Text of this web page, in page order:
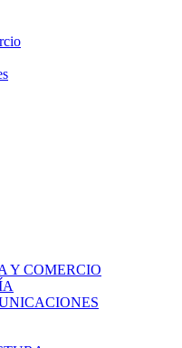
Y COMERCIO